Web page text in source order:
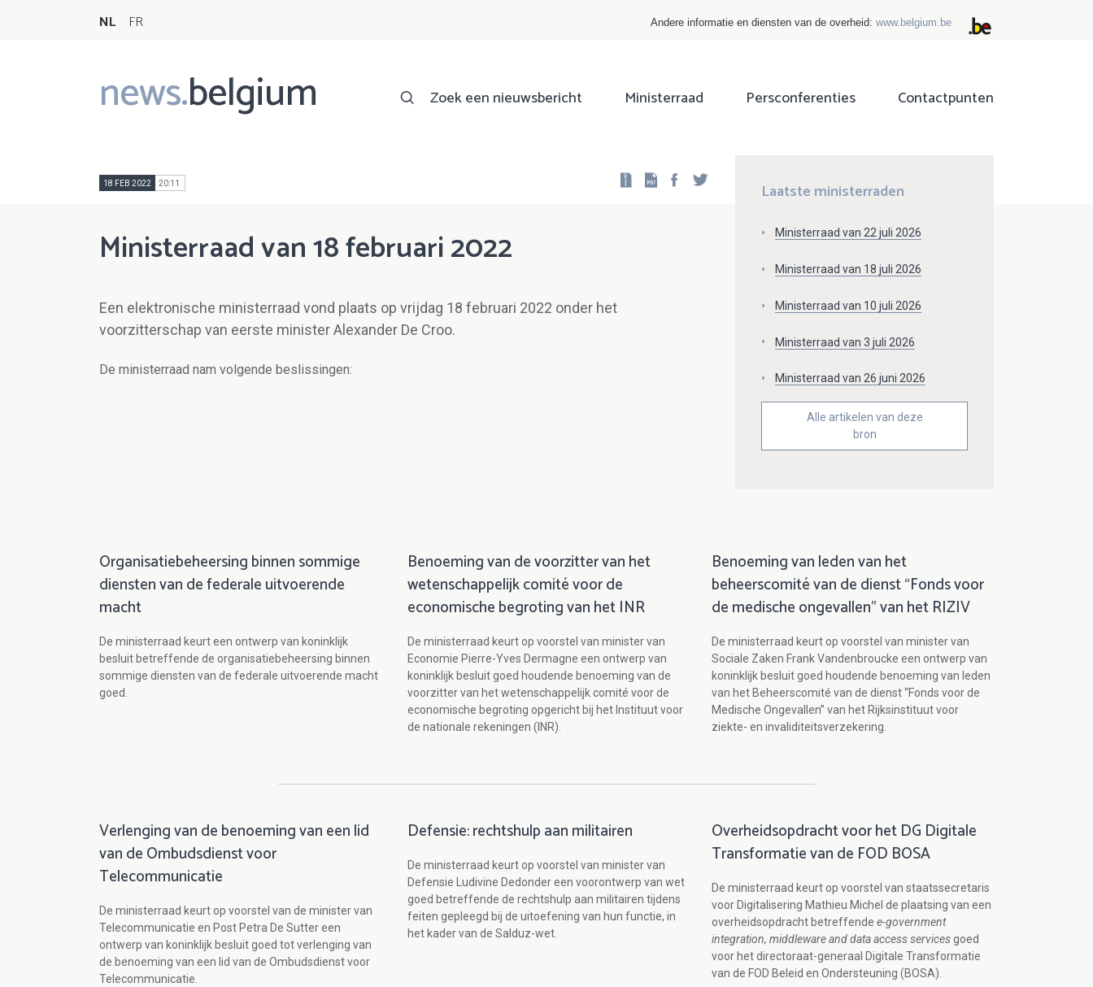
NL FR Andere informatie en diensten van de overheid: www.belgium.be
news.belgium
Main
navigation
Zoek een nieuwsbericht Ministerraad Persconferenties Contactpunten
18 FEB 2022 20:11 Facebook
Ministerraad van 18 februari 2022
Een elektronische ministerraad vond plaats op vrijdag 18 februari 2022 onder het
voorzitterschap van eerste minister Alexander De Croo.
De ministerraad nam volgende beslissingen:
Laatste ministerraden
Ministerraad van 22 juli 2026
Ministerraad van 18 juli 2026
Ministerraad van 10 juli 2026
Ministerraad van 3 juli 2026
Ministerraad van 26 juni 2026
Alle artikelen van deze
bron
Organisatiebeheersing binnen sommige
diensten van de federale uitvoerende
macht
De ministerraad keurt een ontwerp van koninklijk
besluit betreffende de organisatiebeheersing binnen
sommige diensten van de federale uitvoerende macht
goed.
Benoeming van de voorzitter van het
wetenschappelijk comité voor de
economische begroting van het INR
De ministerraad keurt op voorstel van minister van
Economie Pierre-Yves Dermagne een ontwerp van
koninklijk besluit goed houdende benoeming van de
voorzitter van het wetenschappelijk comité voor de
economische begroting opgericht bij het Instituut voor
de nationale rekeningen (INR).
Benoeming van leden van het
beheerscomité van de dienst “Fonds voor
de medische ongevallen” van het RIZIV
De ministerraad keurt op voorstel van minister van
Sociale Zaken Frank Vandenbroucke een ontwerp van
koninklijk besluit goed houdende benoeming van leden
van het Beheerscomité van de dienst “Fonds voor de
Medische Ongevallen” van het Rijksinstituut voor
ziekte- en invaliditeitsverzekering.
Verlenging van de benoeming van een lid
van de Ombudsdienst voor
Telecommunicatie
De ministerraad keurt op voorstel van de minister van
Telecommunicatie en Post Petra De Sutter een
ontwerp van koninklijk besluit goed tot verlenging van
de benoeming van een lid van de Ombudsdienst voor
Telecommunicatie.
Defensie: rechtshulp aan militairen
De ministerraad keurt op voorstel van minister van
Defensie Ludivine Dedonder een voorontwerp van wet
goed betreffende de rechtshulp aan militairen tijdens
feiten gepleegd bij de uitoefening van hun functie, in
het kader van de Salduz-wet.
Overheidsopdracht voor het DG Digitale
Transformatie van de FOD BOSA
De ministerraad keurt op voorstel van staatssecretaris
voor Digitalisering Mathieu Michel de plaatsing van een
overheidsopdracht betreffendee-government
integration, middleware and data access servicesgoed
voor het directoraat-generaal Digitale Transformatie
van de FOD Beleid en Ondersteuning (BOSA).